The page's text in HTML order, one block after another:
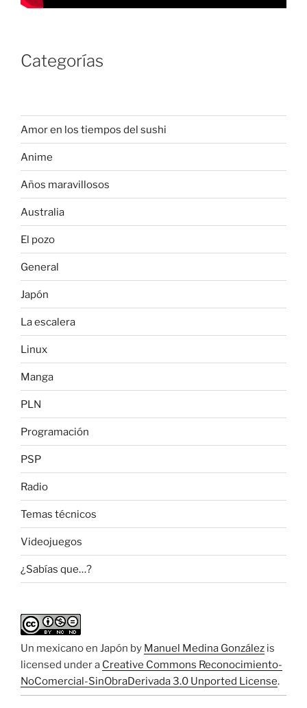
Categorías
Amor en los tiempos del sushi
Anime
Años maravillosos
Australia
El pozo
General
Japón
La escalera
Linux
Manga
PLN
Programación
PSP
Radio
Temas técnicos
Videojuegos
¿Sabías que…?
Un mexicano en Japón by Manuel Medina González is
licensed under a Creative Commons Reconocimiento-
NoComercial-SinObraDerivada 3.0 Unported License.